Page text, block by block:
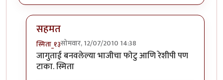
सहमत
स्मिता_१३सोमवार, 12/07/2010 14:38
In reply to:-)byसहज
जागुताई बनवलेल्या भाजीचा फोटु आणि रेशीपी पण
टाका. स्मिता